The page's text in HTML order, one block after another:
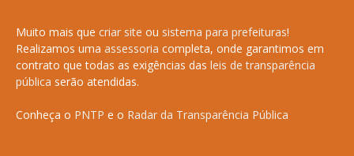
Muito mais que criar site ou sistema para prefeituras!
Realizamos uma assessoria completa, onde garantimos em
contrato que todas as exigências das leis de transparência
pública serão atendidas.
Conheça o PNTP e o Radar da Transparência Pública